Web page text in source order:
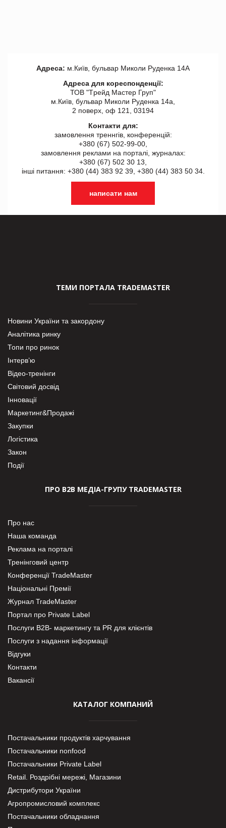
Адреса: м.Київ, бульвар Миколи Руденка 14А
Адреса для кореспонденції:
ТОВ "Tрейд Мастер Груп"
м.Київ, бульвар Миколи Руденка 14а,
2 поверх, оф 121, 03194
Контакти для:
замовлення треннгів, конференцій:
+380 (67) 502-99-00,
замовлення реклами на порталі, журналах:
+380 (67) 502 30 13,
інші питання: +380 (44) 383 92 39, +380 (44) 383 50 34.
написати нам
ТЕМИ ПОРТАЛА TRADEMASTER
Новини України та закордону
Аналітика ринку
Топи про ринок
Інтерв’ю
Відео-тренінги
Світовий досвід
Інновації
Маркетинг&Продажі
Закупки
Логістика
Закон
Події
ПРО В2В МЕДІА-ГРУПУ TRADEMASTER
Про нас
Наша команда
Реклама на порталі
Тренінговий центр
Конференції TradeMaster
Національні Премії
Журнал TradeMaster
Портал про Private Label
Послуги В2В- маркетингу та PR для клієнтів
Послуги з надання інформації
Відгуки
Контакти
Вакансії
КАТАЛОГ КОМПАНИЙ
Постачальники продуктів харчування
Постачальники nonfood
Постачальники Private Label
Retail. Роздрібні мережі, Магазини
Дистрибутори України
Агропромисловий комплекс
Постачальники обладнання